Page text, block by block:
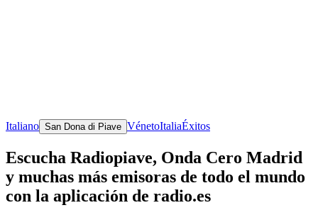
Italiano San Dona di Piave VénetoItaliaÉxitos
Escucha Radiopiave, Onda Cero Madrid
y muchas más emisoras de todo el mundo
con la aplicación de radio.es